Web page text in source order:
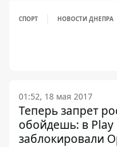
СПОРТ НОВОСТИ ДНЕПРА
01:52, 18 мая 2017
Теперь запрет
обойдешь: в
заблокировали